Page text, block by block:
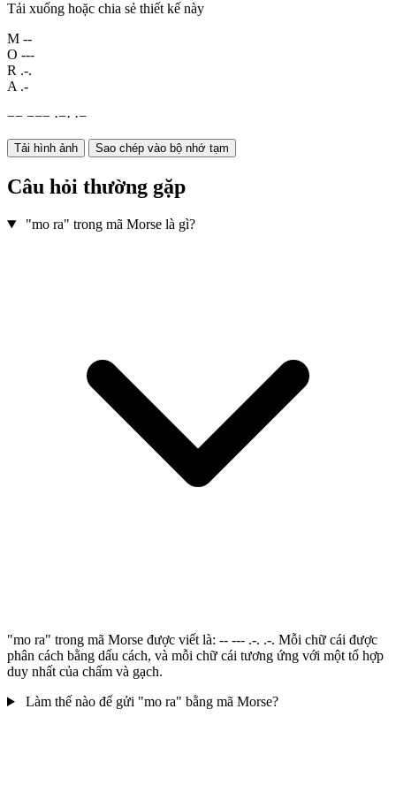
Tải xuống hoặc chia sẻ thiết kế này
M --
O ---
R .-.
A .-
−− −−− ·−· ·−
Tải hình ảnh Sao chép vào bộ nhớ tạm
Câu hỏi thường gặp
"mo ra" trong mã Morse là gì?
"mo ra" trong mã Morse được viết là: -- --- .-. .-. Mỗi chữ cái được
phân cách bằng dấu cách, và mỗi chữ cái tương ứng với một tổ hợp
duy nhất của chấm và gạch.
Làm thế nào để gửi "mo ra" bằng mã Morse?